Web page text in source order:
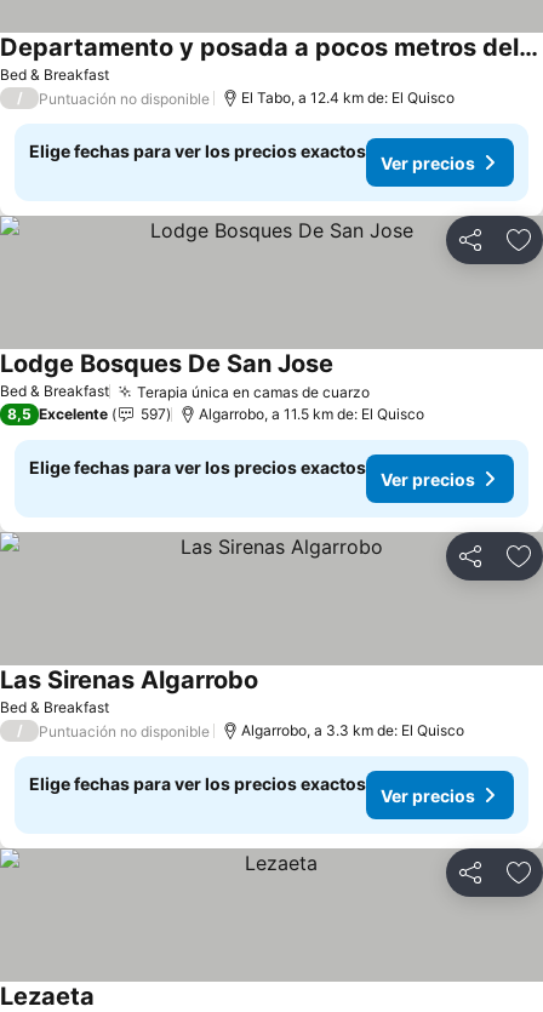
Bed & Breakfast
Departamento y posada a pocos metros del mar
/ Puntuación no disponible El Tabo, a 12.4 km de: El Quisco
Elige fechas para ver los precios exactos
Ver precios
Compartir
Bed & Breakfast Terapia única en camas de cuarzo
Lodge Bosques De San Jose
8,5 Excelente 597 Algarrobo, a 11.5 km de: El Quisco
Elige fechas para ver los precios exactos
Ver precios
Compartir
Bed & Breakfast
Las Sirenas Algarrobo
/ Puntuación no disponible Algarrobo, a 3.3 km de: El Quisco
Elige fechas para ver los precios exactos
Ver precios
Compartir
Lezaeta